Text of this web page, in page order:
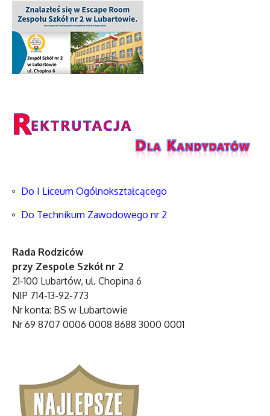
Do I Liceum Ogólnokształcącego
Do Technikum Zawodowego nr 2
Rada Rodziców
przy Zespole Szkół nr 2
21-100 Lubartów, ul. Chopina 6
NIP 714-13-92-773
Nr konta: BS w Lubartowie
Nr 69 8707 0006 0008 8688 3000 0001